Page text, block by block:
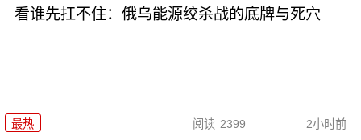
看谁先扛不住：俄乌能源绞杀战的底牌与死穴
最热 阅读 2399 2小时前